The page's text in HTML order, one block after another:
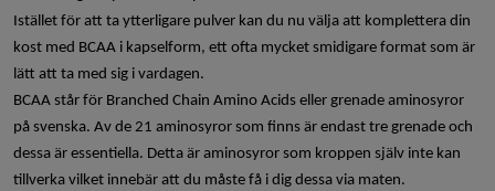
Istället för att ta ytterligare pulver kan du nu välja att komplettera din
kost med BCAA i kapselform, ett ofta mycket smidigare format som är
lätt att ta med sig i vardagen.
BCAA står för Branched Chain Amino Acids eller grenade aminosyror
på svenska. Av de 21 aminosyror som finns är endast tre grenade och
dessa är essentiella. Detta är aminosyror som kroppen själv inte kan
tillverka vilket innebär att du måste få i dig dessa via maten.